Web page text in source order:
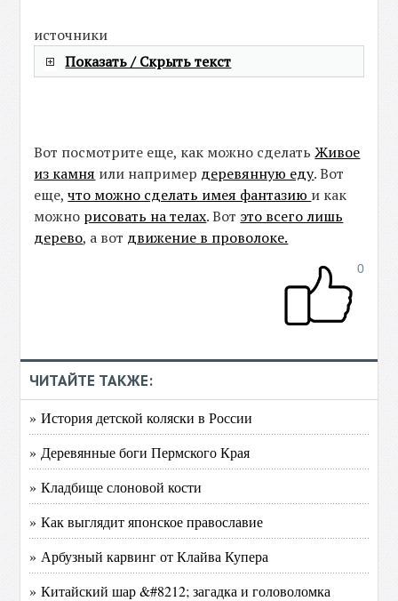
источники
Показать / Скрыть текст
Вот посмотрите еще, как можно сделатьЖивое
из камня или например деревянную еду. Вот
еще,что можно сделать имея фантазию и как
можно рисовать на телах. Вот это всего лишь
дерево, а вот движение в проволоке.
0
ЧИТАЙТЕ ТАКЖЕ:
» История детской коляски в России
» Деревянные боги Пермского Края
» Кладбище слоновой кости
» Как выглядит японское православие
» Арбузный карвинг от Клайва Купера
» Китайский шар &#8212; загадка и головоломка